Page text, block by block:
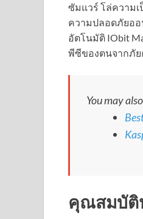
ซัมแวร์ โล่ความเ
ความปลอดภัยออ
อัตโนมัติ IObit
พีซีของตนจากภัย
You may
คุณสมบัติ